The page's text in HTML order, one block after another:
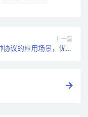
上一篇
议的应用场景，优缺